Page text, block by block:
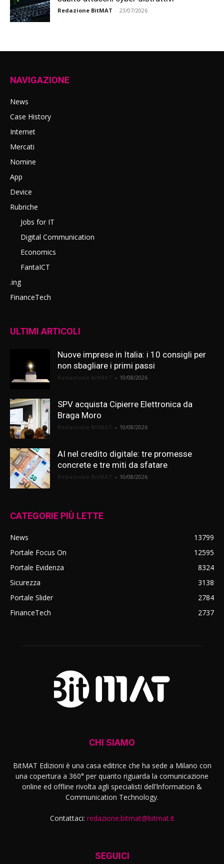
Redazione BitMAT - 23/07/2026
NAVIGAZIONE
News
Case History
Internet
Mercati
Nomine
App
Device
Rubriche
Jobs for IT
Digital Communication
Economics
FantaICT
.ing
FinanceTech
ULTIMI ARTICOLI
Nuove imprese in Italia: i 10 consigli per
non sbagliare i primi passi
- 10/08/2026
SPV acquista Cipierre Elettronica da
Braga Moro
- 10/08/2026
AI nel credito digitale: tre promesse
concrete e tre miti da sfatare
- 10/08/2026
CATEGORIE PIÙ LETTE
News
13799
Portale Focus On
12595
Portale Evidenza
8324
Sicurezza
3138
Portale Slider
2784
FinanceTech
2737
CHI SIAMO
BitMAT Edizioni è una casa editrice che ha sede a Milano con
una copertura a 360° per quanto riguarda la comunicazione
online ed offline rivolta agli specialisti dell'lnformation &
Communication Technology.
Contattaci: redazione.bitmat@bitmat.it
SEGUICI